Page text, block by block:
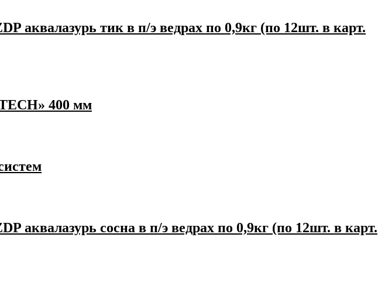
тик в п/э ведрах по 0,9кг (по 12шт. в карт.
400 мм
сосна в п/э ведрах по 0,9кг (по 12шт. в карт.